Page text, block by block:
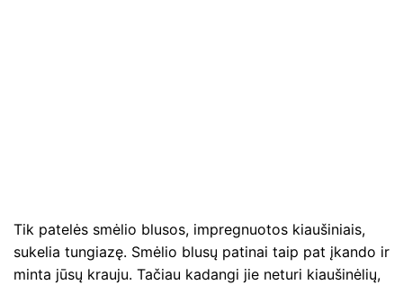
Tik patelės smėlio blusos, impregnuotos kiaušiniais,
sukelia tungiazę. Smėlio blusų patinai taip pat įkando ir
minta jūsų krauju. Tačiau kadangi jie neturi kiaušinėlių,